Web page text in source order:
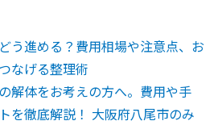
う進める？費用相場や注意点、お
なげる整理術
解体をお考えの方へ。費用や手
を徹底解説！ 大阪府八尾市のみ